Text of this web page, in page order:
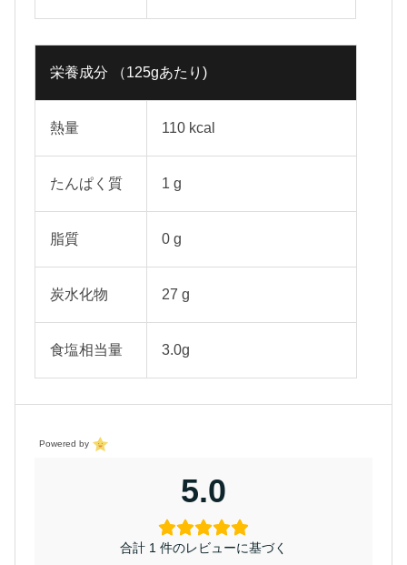
栄養成分 （125gあたり)
熱量 110 kcal
たんぱく質 1 g
脂質 0 g
炭水化物 27 g
食塩相当量 3.0g
Powered by
5.0
合計 1 件のレビューに基づく